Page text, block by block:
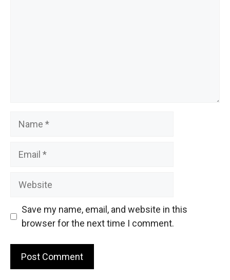
Website
Save my name, email, and website in this
browser for the next time I comment.